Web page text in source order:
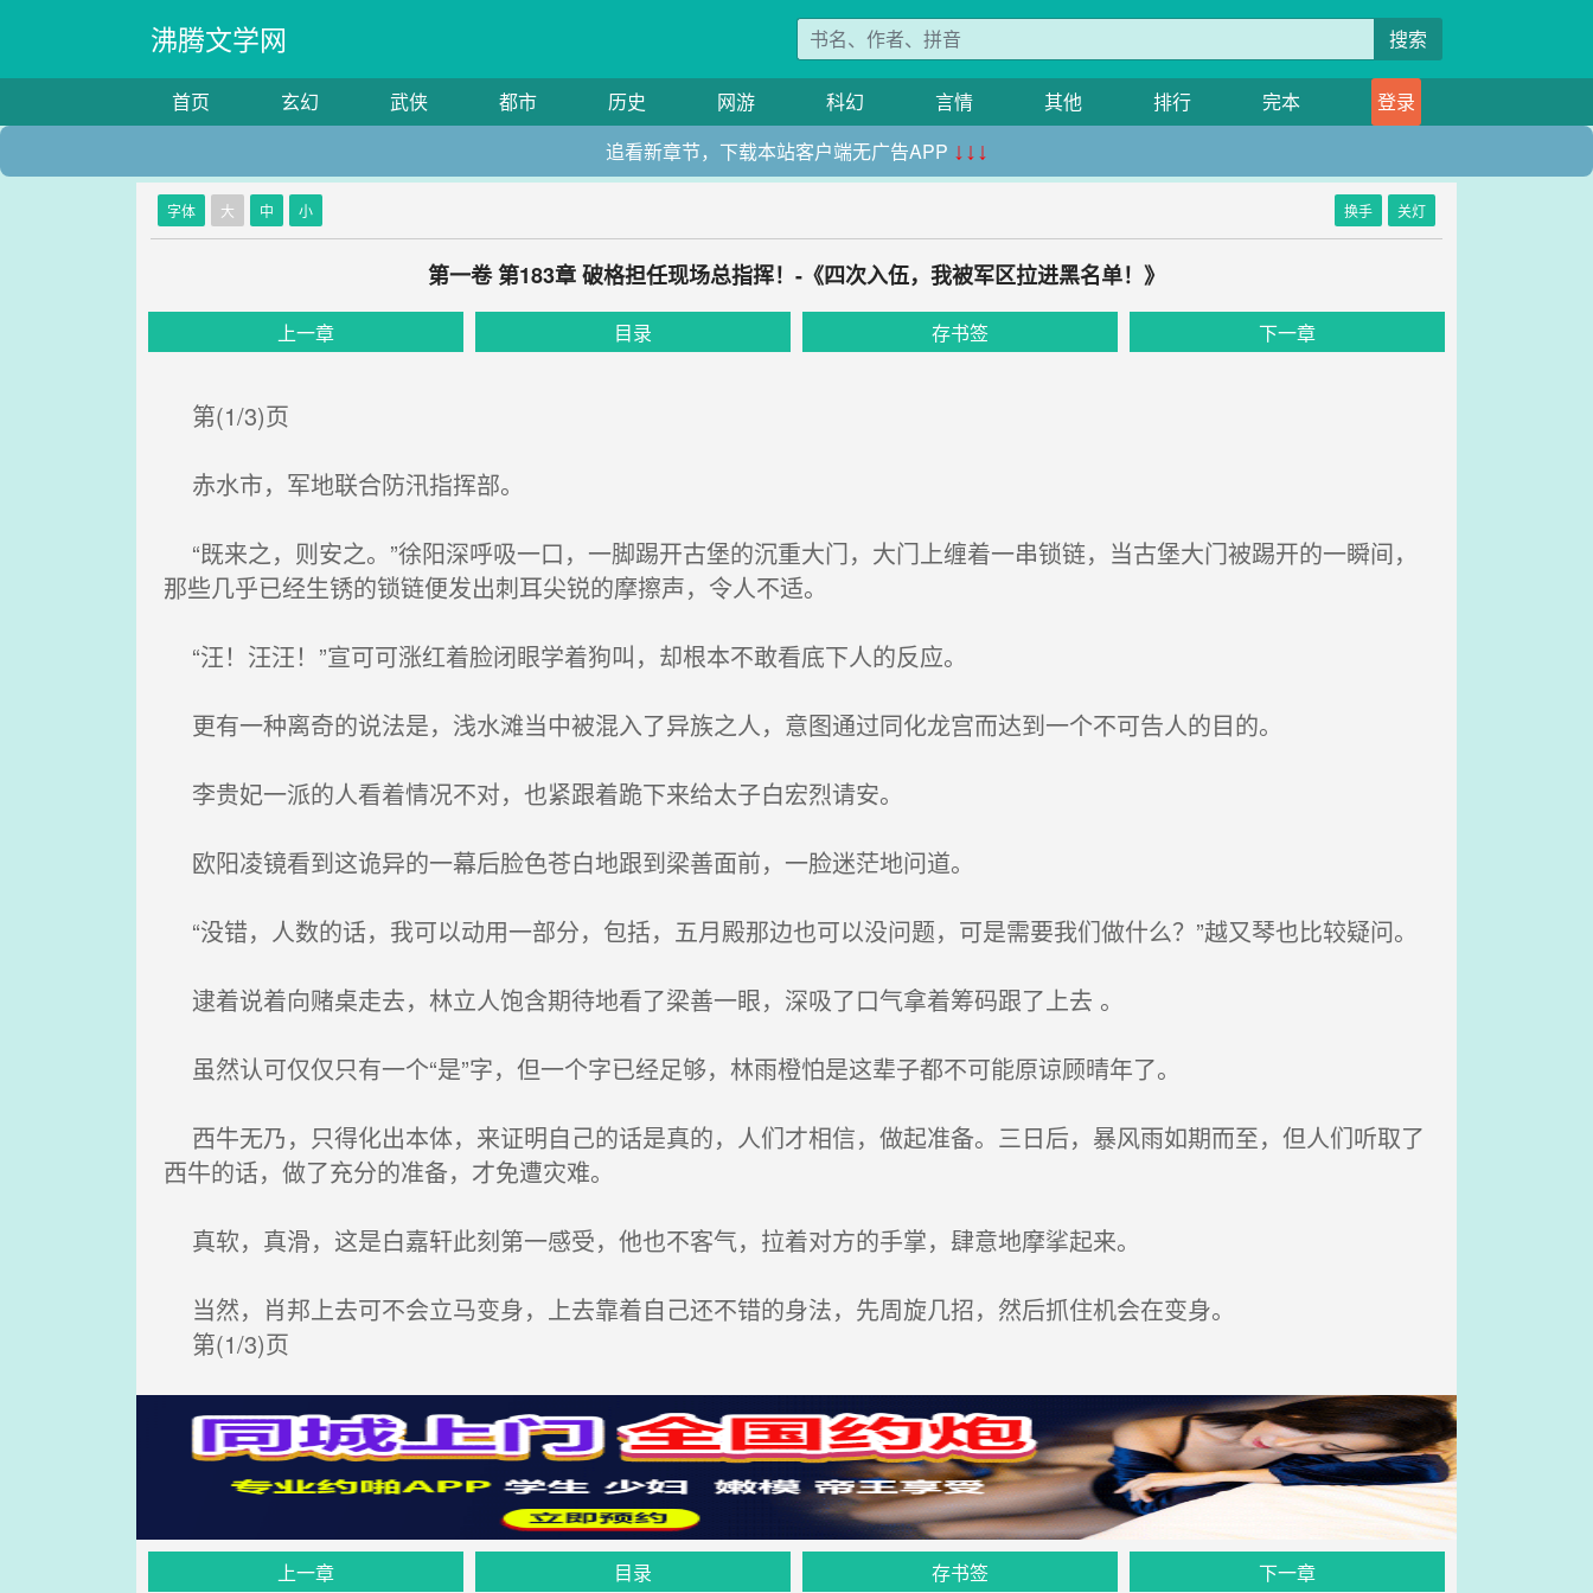
沸腾文学网 搜索
首页 玄幻 武侠 都市 历史 网游 科幻 言情 其他 排行 完本
登录
追看新章节，下载本站客户端无广告APP ↓↓↓
字体 大 中 小 换手 关灯
第一卷 第183章 破格担任现场总指挥！-《四次入伍，我被军区拉进黑名单！》
上一章 目录 存书签 下一章
第(1/3)页
赤水市，军地联合防汛指挥部。
“既来之，则安之。”徐阳深呼吸一口，一脚踢开古堡的沉重大门，大门上缠着一串锁链，当古堡大门被踢开的一瞬间，
那些几乎已经生锈的锁链便发出刺耳尖锐的摩擦声，令人不适。
“汪！汪汪！”宣可可涨红着脸闭眼学着狗叫，却根本不敢看底下人的反应。
更有一种离奇的说法是，浅水滩当中被混入了异族之人，意图通过同化龙宫而达到一个不可告人的目的。
李贵妃一派的人看着情况不对，也紧跟着跪下来给太子白宏烈请安。
欧阳凌镜看到这诡异的一幕后脸色苍白地跟到梁善面前，一脸迷茫地问道。
“没错，人数的话，我可以动用一部分，包括，五月殿那边也可以没问题，可是需要我们做什么？”越又琴也比较疑问。
逮着说着向赌桌走去，林立人饱含期待地看了梁善一眼，深吸了口气拿着筹码跟了上去 。
虽然认可仅仅只有一个“是”字，但一个字已经足够，林雨橙怕是这辈子都不可能原谅顾晴年了。
西牛无乃，只得化出本体，来证明自己的话是真的，人们才相信，做起准备。三日后，暴风雨如期而至，但人们听取了
西牛的话，做了充分的准备，才免遭灾难。
真软，真滑，这是白嘉轩此刻第一感受，他也不客气，拉着对方的手掌，肆意地摩挲起来。
当然，肖邦上去可不会立马变身，上去靠着自己还不错的身法，先周旋几招，然后抓住机会在变身。
第(1/3)页
上一章 目录 存书签 下一章